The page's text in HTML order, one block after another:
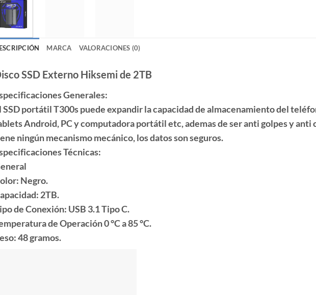
MARCA VALORACIONES (0)
SSD Externo Hiksemi de 2TB
Generales:
SSD portátil T300s puede expandir la capacidad de almacenamiento del
Android, PC y computadora portátil etc, ademas de ser anti golpes y anti
ningún mecanismo mecánico, los datos son seguros.
Técnicas:
Negro.
2TB.
de Conexión: USB 3.1 Tipo C.
de Operación 0 °C a 85 °C.
48 gramos.